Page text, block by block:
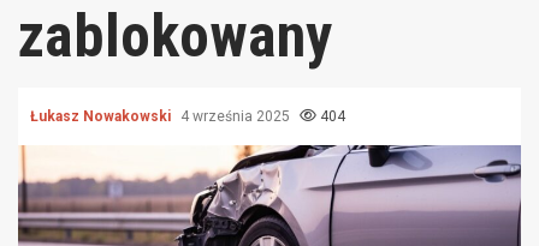
zablokowany
Łukasz Nowakowski 4 września 2025 404